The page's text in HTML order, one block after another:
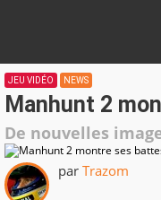
JEU VIDÉO NEWS
Manhunt 2
De nouvelles
par Trazom